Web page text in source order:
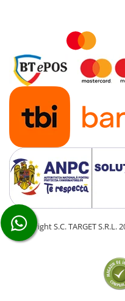
■ Ulei motor ROWE
■ Ulei motor REPSOL
■ Ulei motor SHELL
■ Ulei motor TOTAL
■ Ulei motor ARAL
■ Ulei motor ELF
■ Ulei motor METABOND
■ Ulei motor MANNOL
■ Ulei motor KROON
■ Ulei motor KROSS
■ Ulei motor SELENIA
■ Ulei motor CYCLON
©Copyright S.C. TARGET S.R.L.